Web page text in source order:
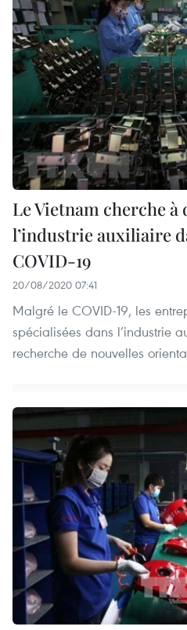
Le Vietnam cherche à
l’industrie auxiliaire
COVID-19
20/08/2020 07:41
Malgré le COVID-19, les
spécialisées dans l’industrie
recherche de nouvelles